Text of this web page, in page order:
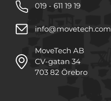
019 - 611 19 19
info@movetech.com
MoveTech AB
CV-gatan 34
703 82 Örebro